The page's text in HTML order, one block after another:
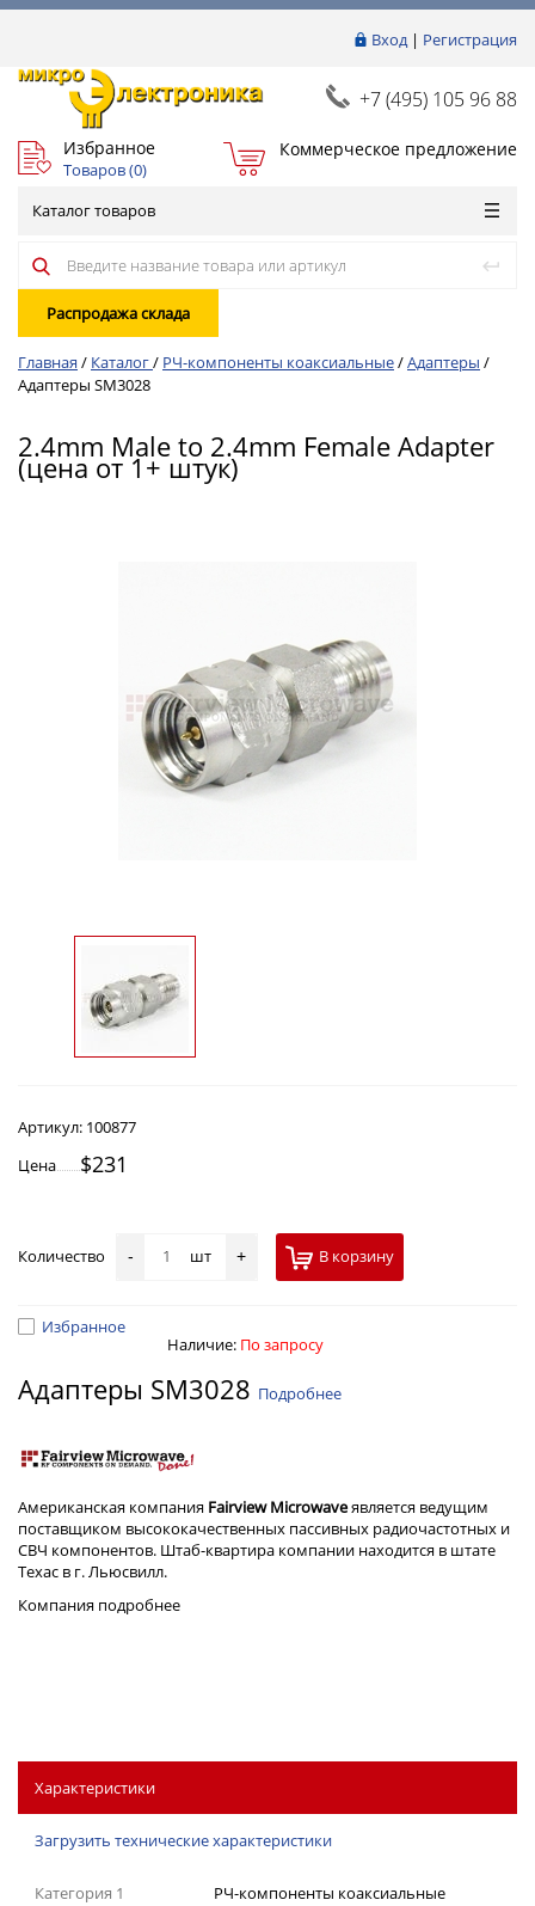
Вход| Регистрация
+7 (495) 105 96 88
Избранное
Товаров (0)
Коммерческое предложение
Каталог товаров
Распродажа склада
Главная / Каталог/ РЧ-компоненты коаксиальные/Адаптеры /
Адаптеры SM3028
2.4mm Male to 2.4mm Female Adapter
(цена от 1+ штук)
Артикул: 100877
Цена
$231
Количество - шт + В корзину
Избранное
Наличие: По запросу
Адаптеры SM3028 Подробнее
Американская компания Fairview Microwaveявляется ведущим
поставщиком высококачественных пассивных радиочастотных и
СВЧ компонентов. Штаб-квартира компании находится в штате
Техас в г. Льюсвилл.
Компания подробнее
Характеристики
Загрузить технические характеристики
Категория 1
РЧ-компоненты коаксиальные